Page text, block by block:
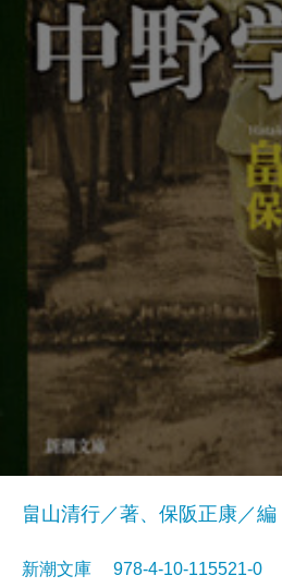
畠山清行／著、保阪正康／編
新潮文庫 978-4-10-115521-